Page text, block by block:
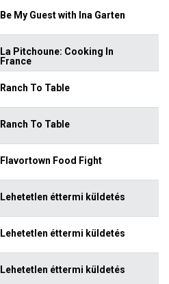
Be My Guest with Ina Garten
La Pitchoune: Cooking In
France
Ranch To Table
Ranch To Table
Flavortown Food Fight
Lehetetlen éttermi küldetés
Lehetetlen éttermi küldetés
Lehetetlen éttermi küldetés